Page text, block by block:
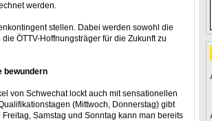
werden.
stellen. Dabei werden sowohl die
ÖTTV-Hoffnungsträger für die Zukunft zu
bewundern
von Schwechat lockt auch mit sensationellen
(Mittwoch, Donnerstag) gibt
Samstag und Sonntag kann man bereits